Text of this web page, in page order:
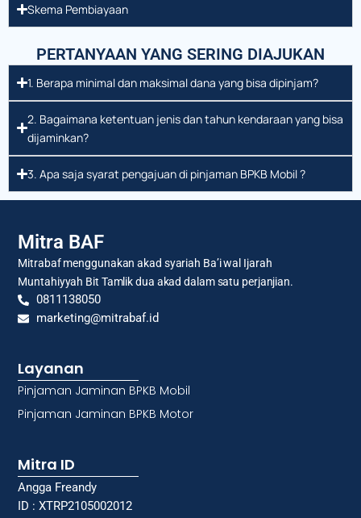
Skema Pembiayaan
PERTANYAAN YANG SERING DIAJUKAN
1. Berapa minimal dan maksimal dana yang bisa dipinjam?
2. Bagaimana ketentuan jenis dan tahun kendaraan yang bisa
dijaminkan?
3. Apa saja syarat pengajuan di pinjaman BPKB Mobil ?
Mitra BAF
Mitrabaf menggunakan akad syariah Ba’i wal Ijarah
Muntahiyyah Bit Tamlik dua akad dalam satu perjanjian.
0811138050
marketing@mitrabaf.id
Layanan
Pinjaman Jaminan BPKB Mobil
Pinjaman Jaminan BPKB Motor
Mitra ID
Angga Freandy
ID : XTRP2105002012